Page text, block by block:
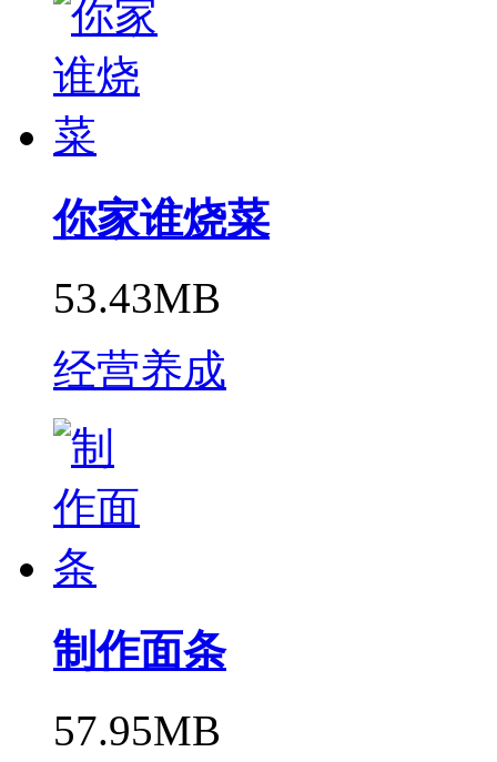
你家谁烧菜
53.43MB
经营养成
制作面条
57.95MB